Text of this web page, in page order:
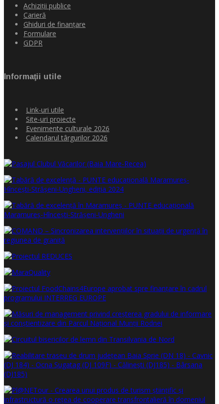
Achiziţii publice
Carieră
Ghiduri de finanţare
Formulare
GDPR
Informaţii utile
Link-uri utile
Site-uri proiecte
Evenimente culturale 2026
Calendarul târgurilor 2026